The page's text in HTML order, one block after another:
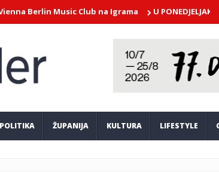
Music Club na Igrama U PONEDJELJAK U
POLITIKA ŽUPANIJA KULTURA LIFESTYLE